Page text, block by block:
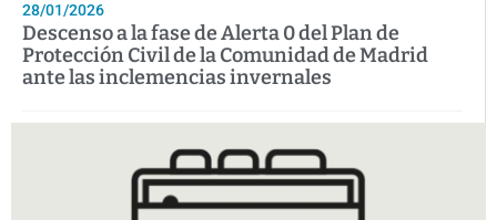
28/01/2026
Descenso a la fase de Alerta 0 del Plan de
Protección Civil de la Comunidad de Madrid
ante las inclemencias invernales